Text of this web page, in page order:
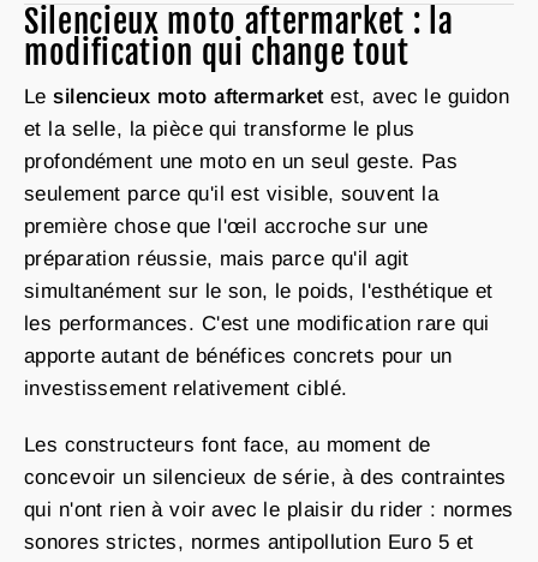
Silencieux moto aftermarket : la
modification qui change tout
Lesilencieux moto aftermarketest, avec le guidon
et la selle, la pièce qui transforme le plus
profondément une moto en un seul geste. Pas
seulement parce qu'il est visible, souvent la
première chose que l'œil accroche sur une
préparation réussie, mais parce qu'il agit
simultanément sur le son, le poids, l'esthétique et
les performances. C'est une modification rare qui
apporte autant de bénéfices concrets pour un
investissement relativement ciblé.
Les constructeurs font face, au moment de
concevoir un silencieux de série, à des contraintes
qui n'ont rien à voir avec le plaisir du rider : normes
sonores strictes, normes antipollution Euro 5 et